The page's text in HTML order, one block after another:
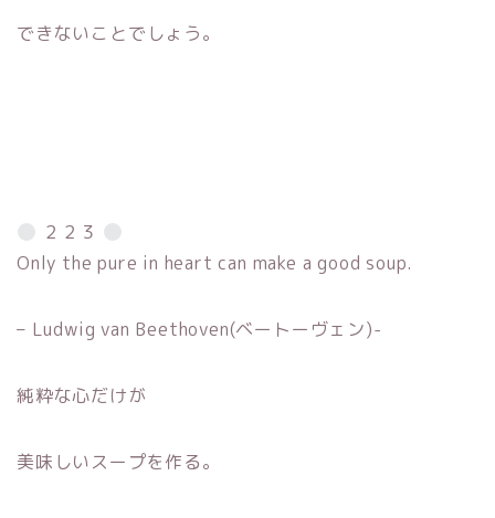
できないことでしょう。
２２３
Only the pure in heart can make a good soup.
– Ludwig van Beethoven(ベートーヴェン)-
純粋な心だけが
美味しいスープを作る。